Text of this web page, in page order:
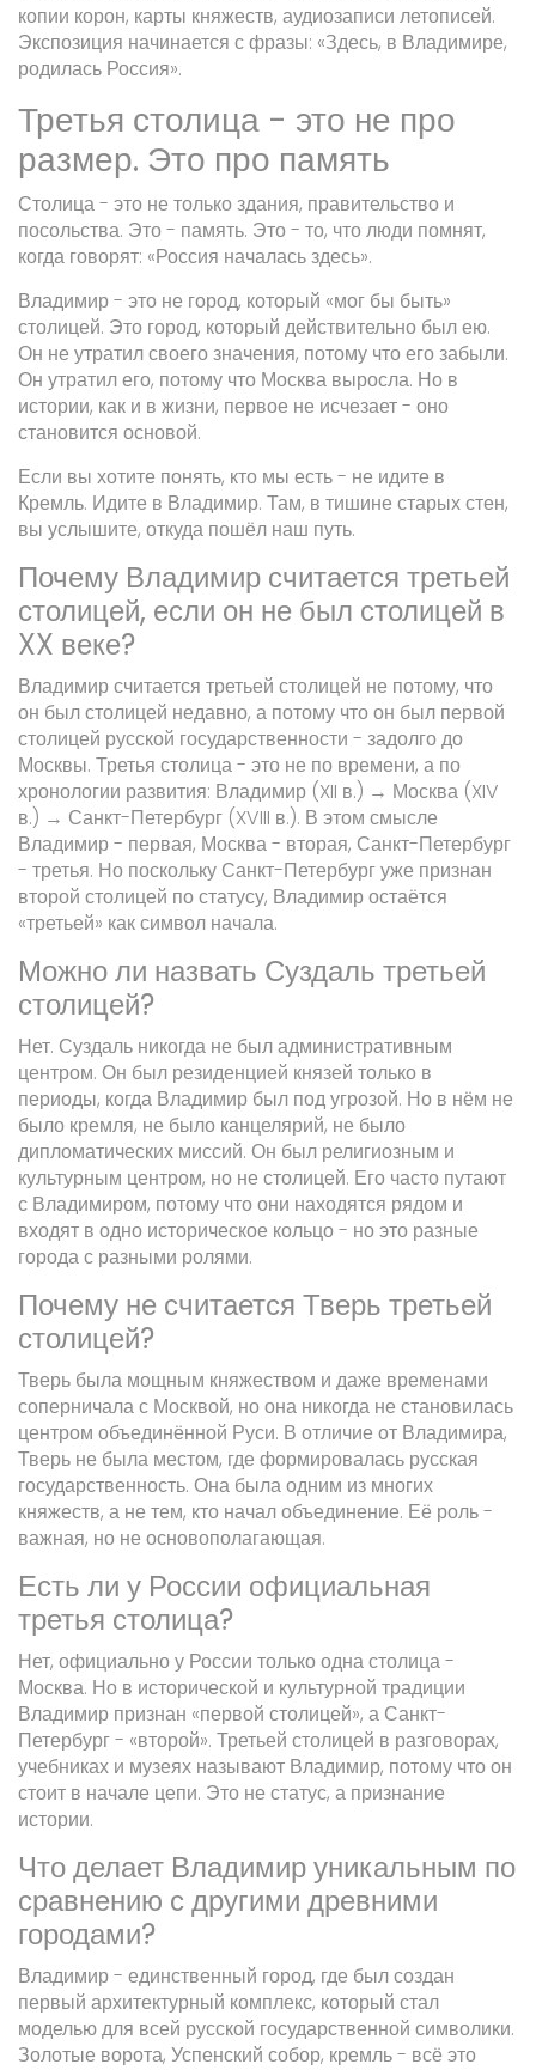
копии корон, карты княжеств, аудиозаписи летописей.
Экспозиция начинается с фразы: «Здесь, в Владимире,
родилась Россия».
Третья столица - это не про
размер. Это про память
Столица - это не только здания, правительство и
посольства. Это - память. Это - то, что люди помнят,
когда говорят: «Россия началась здесь».
Владимир - это не город, который «мог бы быть»
столицей. Это город, который действительно был ею.
Он не утратил своего значения, потому что его забыли.
Он утратил его, потому что Москва выросла. Но в
истории, как и в жизни, первое не исчезает - оно
становится основой.
Если вы хотите понять, кто мы есть - не идите в
Кремль. Идите в Владимир. Там, в тишине старых стен,
вы услышите, откуда пошёл наш путь.
Почему Владимир считается третьей
столицей, если он не был столицей в
XX веке?
Владимир считается третьей столицей не потому, что
он был столицей недавно, а потому что он был первой
столицей русской государственности - задолго до
Москвы. Третья столица - это не по времени, а по
хронологии развития: Владимир (XII в.) → Москва (XIV
в.) → Санкт-Петербург (XVIII в.). В этом смысле
Владимир - первая, Москва - вторая, Санкт-Петербург
- третья. Но поскольку Санкт-Петербург уже признан
второй столицей по статусу, Владимир остаётся
«третьей» как символ начала.
Можно ли назвать Суздаль третьей
столицей?
Нет. Суздаль никогда не был административным
центром. Он был резиденцией князей только в
периоды, когда Владимир был под угрозой. Но в нём не
было кремля, не было канцелярий, не было
дипломатических миссий. Он был религиозным и
культурным центром, но не столицей. Его часто путают
с Владимиром, потому что они находятся рядом и
входят в одно историческое кольцо - но это разные
города с разными ролями.
Почему не считается Тверь третьей
столицей?
Тверь была мощным княжеством и даже временами
соперничала с Москвой, но она никогда не становилась
центром объединённой Руси. В отличие от Владимира,
Тверь не была местом, где формировалась русская
государственность. Она была одним из многих
княжеств, а не тем, кто начал объединение. Её роль -
важная, но не основополагающая.
Есть ли у России официальная
третья столица?
Нет, официально у России только одна столица -
Москва. Но в исторической и культурной традиции
Владимир признан «первой столицей», а Санкт-
Петербург - «второй». Третьей столицей в разговорах,
учебниках и музеях называют Владимир, потому что он
стоит в начале цепи. Это не статус, а признание
истории.
Что делает Владимир уникальным по
сравнению с другими древними
городами?
Владимир - единственный город, где был создан
первый архитектурный комплекс, который стал
моделью для всей русской государственной символики.
Золотые ворота, Успенский собор, кремль - всё это